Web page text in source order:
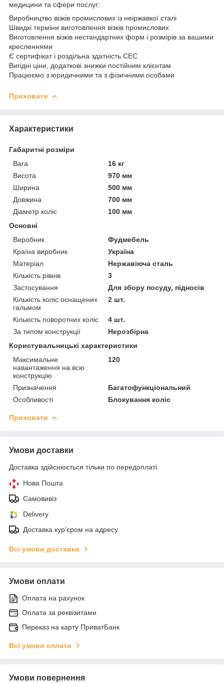
медицини та сфери послуг:
Виробництво візків промислових із неіржавкої сталі
Швидкі терміни виготовлення візків промислових
Виготовлення візків нестандартних форм і розмірів за вашими
кресленнями
Є сертифікат і роздільна здатність СЕС
Вигідні ціни, додаткові знижки постійним клієнтам
Працюємо з юридичними та з фізичними особами
Приховати
Характеристики
Габаритні розміри
Вага
16 кг
Висота
970 мм
Ширина
500 мм
Довжина
700 мм
Діаметр коліс
100 мм
Основні
Виробник
Фудмебель
Країна виробник
Україна
Матеріал
Нержавіюча сталь
Кількість рівнів
3
Застосування
Для збору посуду, підносів
Кількість коліс оснащених
гальмом
2 шт.
Кількість поворотних коліс
4 шт.
За типом конструкції
Нерозбірна
Користувальницькі характеристики
Максимальне
навантаження на всю
конструкцію
120
Призначення
Багатофункціональний
Особливості
Блокування коліс
Приховати
Умови доставки
Доставка здійснюється тільки по передоплаті.
Нова Пошта
Самовивіз
Delivery
Доставка кур'єром на адресу
Всі умови доставки
Умови оплати
Оплата на рахунок
Оплата за реквізитами
Переказ на карту ПриватБанк
Всі умови оплати
Умови повернення